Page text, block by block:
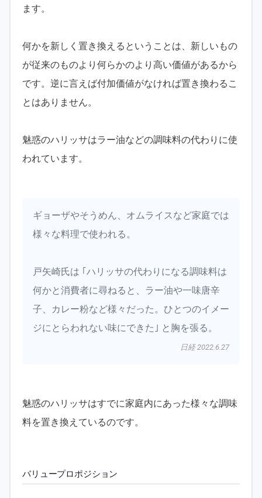
ます。
何かを新しく置き換えるということは、新しいもの
が従来のものより何らかのより高い価値があるから
です。逆に言えば付加価値がなければ置き換わるこ
とはありません。
魅惑のハリッサはラー油などの調味料の代わりに使
われています。
ギョーザやそうめん、オムライスなど家庭では
様々な料理で使われる。
戸矢崎氏は ｢ハリッサの代わりになる調味料は
何かと消費者に尋ねると、ラー油や一味唐辛
子、カレー粉など様々だった。ひとつのイメー
ジにとらわれない味にできた｣ と胸を張る。
日経 2022.6.27
魅惑のハリッサはすでに家庭内にあった様々な調味
料を置き換えているのです。
バリュープロポジション